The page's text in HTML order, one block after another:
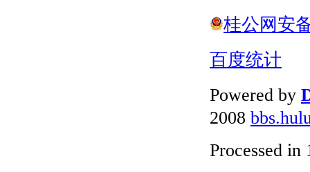
桂公网安
百度统计
Powered by
2008
Processed in